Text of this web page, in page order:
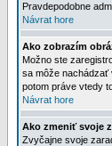
Pravdepodobne
Návrat hore
Ako zobrazím
Možno ste
sa môže nachádzať
potom práve vtedy
Návrat hore
Ako zmeniť svoje
Zvyčajne svoje